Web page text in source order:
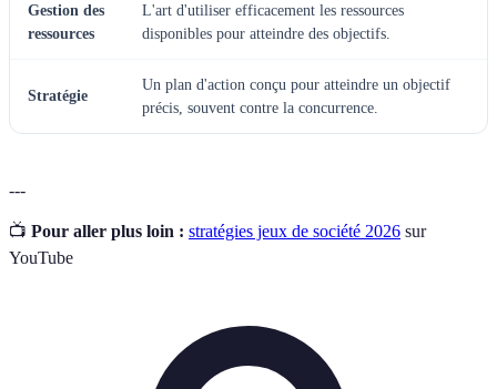
Gestion des
ressources
L'art d'utiliser efficacement les ressources
disponibles pour atteindre des objectifs.
Stratégie
Un plan d'action conçu pour atteindre un objectif
précis, souvent contre la concurrence.
---
📺 Pour aller plus loin : stratégies jeux de société 2026 sur
YouTube